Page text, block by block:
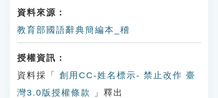
資料來源：
教育部國語辭典簡編本_稽
授權資訊：
資料採「
創用CC-姓名標示- 禁止改作 臺
灣3.0版授權條款
」釋出